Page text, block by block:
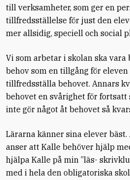
till verksamheter, som ger en
tillfredsställelse för just den
mer allsidig, speciell och social
Vi som arbetar i skolan ska
behov som en tillgång för
tillfredsställa behovet. Annars
behovet en svårighet för fortsatt
inte gör något åt behovet så
Lärarna känner sina elever
anser att Kalle behöver hjälp
hjälpa Kalle på min ”läs-
med i hela den obligatoriska